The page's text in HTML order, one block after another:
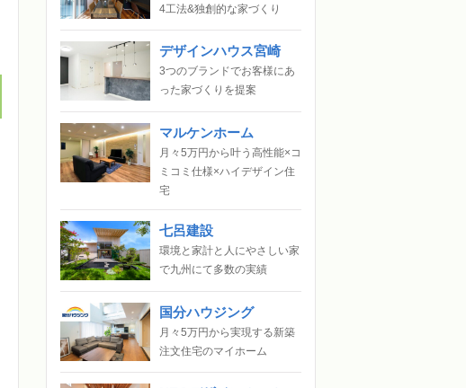
4工法&独創的な家づくり
デザインハウス宮崎
3つのブランドでお客様にあ
った家づくりを提案
マルケンホーム
月々5万円から叶う高性能×コ
ミコミ仕様×ハイデザイン住
宅
七呂建設
環境と家計と人にやさしい家
で九州にて多数の実績
国分ハウジング
月々5万円から実現する新築
注文住宅のマイホーム